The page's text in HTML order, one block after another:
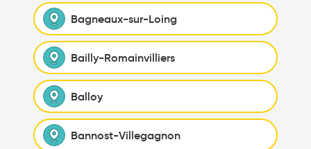
Bagneaux-sur-Loing
Bailly-Romainvilliers
Balloy
Bannost-Villegagnon